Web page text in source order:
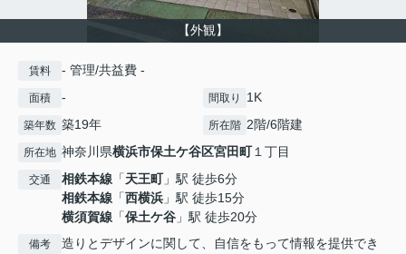
【外観】
賃料 - 管理/共益費 -
面積 - 間取り 1K
築年数 築19年 所在階 2階/6階建
所在地 神奈川県横浜市保土ケ谷区宮田町１丁目
交通 相鉄本線 「天王町」駅 徒歩6分
相鉄本線 「西横浜 」駅 徒歩15分
横須賀線 「保土ケ谷 」駅 徒歩20分
備考
造りとデザインに関して、自信をもって情報を提供でき